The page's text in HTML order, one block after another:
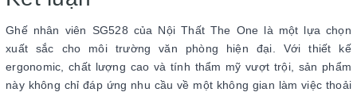
Ghế nhân viên SG528 của Nội Thất The One là một lựa chọn
xuất sắc cho môi trường văn phòng hiện đại. Với thiết kế
ergonomic, chất lượng cao và tính thẩm mỹ vượt trội, sản phẩm
này không chỉ đáp ứng nhu cầu về một không gian làm việc thoải